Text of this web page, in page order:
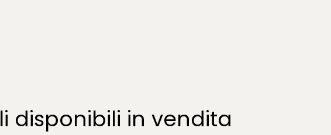
disponibili in vendita